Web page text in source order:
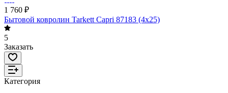
1 760 ₽
Бытовой ковролин Tarkett Capri 87183 (4х25)
5
Заказать
Категория